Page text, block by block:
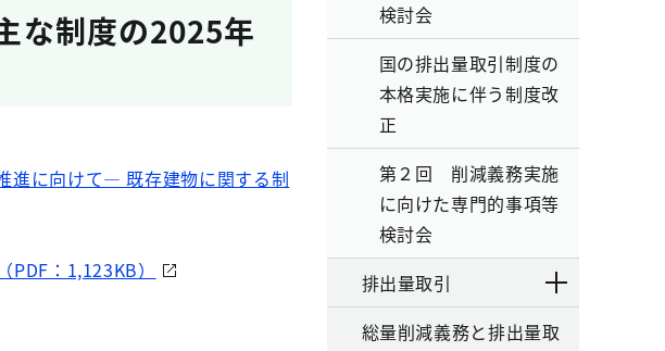
な制度の2025年
進に向けて― 既存建物に関する制
：1,123KB）
検討会
国の排出量取引制度の
本格実施に伴う制度改
正
第２回 削減義務実施
に向けた専門的事項等
検討会
排出量取引
総量削減義務と排出量取